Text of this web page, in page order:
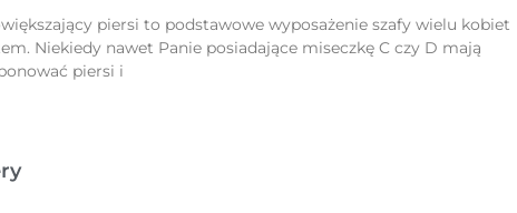
piersi to podstawowe wyposażenie szafy wielu kobiet
Niekiedy nawet Panie posiadające miseczkę C czy D mają
piersi i